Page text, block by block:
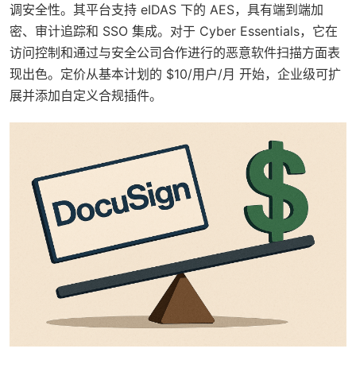
调安全性。其平台支持 eIDAS 下的 AES，具有端到端加
密、审计追踪和 SSO 集成。对于 Cyber Essentials，它在
访问控制和通过与安全公司合作进行的恶意软件扫描方面表
现出色。定价从基本计划的 $10/用户/月 开始，企业级可扩
展并添加自定义合规插件。